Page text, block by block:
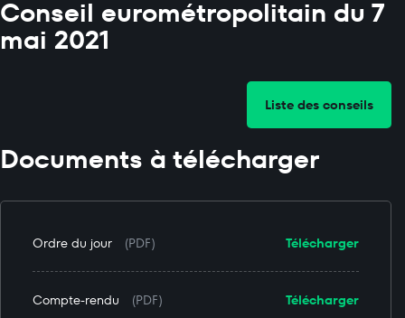
Conseil eurométropolitain du 7
mai 2021
Liste des conseils
Documents à télécharger
Télécharger
Ordre du jour (PDF)
Télécharger
Compte-rendu (PDF)